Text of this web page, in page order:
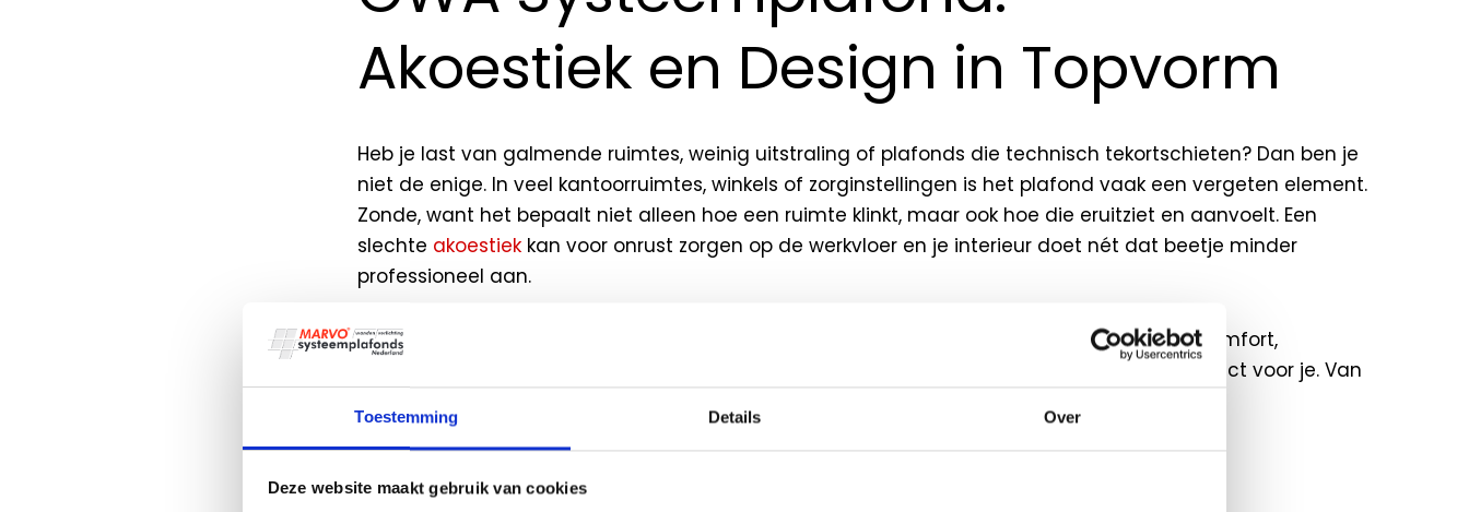
Toestemming Details Over
Deze website maakt gebruik van cookies
Akoestiek en Design in Topvorm
Heb je last van galmende ruimtes, weinig uitstraling of plafonds die technisch tekortschieten? Dan ben je
niet de enige. In veel kantoorruimtes, winkels of zorginstellingen is het plafond vaak een vergeten element.
Zonde, want het bepaalt niet alleen hoe een ruimte klinkt, maar ook hoe die eruitziet en aanvoelt. Een
slechte akoestiek kan voor onrust zorgen op de werkvloer en je interieur doet nét dat beetje minder
professioneel aan.
Maar gelukkig is daar OWA, het Duitse topmerk dat al jaren bekend staat om akoestisch comfort,
regelen wij het hele traject voor je. Van
Wat is een OWA systeemplafond?